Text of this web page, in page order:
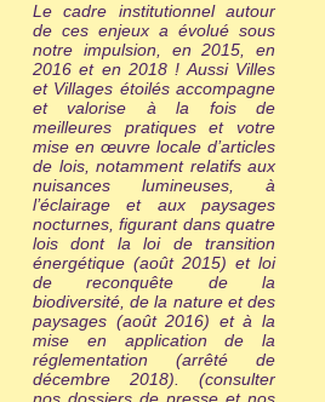
Le cadre institutionnel autour
de ces enjeux a évolué sous
notre impulsion, en 2015, en
2016 et en 2018 ! Aussi Villes
et Villages étoilés accompagne
et valorise à la fois de
meilleures pratiques et votre
mise en œuvre locale d’articles
de lois, notamment relatifs aux
nuisances lumineuses, à
l’éclairage et aux paysages
nocturnes, figurant dans quatre
lois dont la loi de transition
énergétique (août 2015) et loi
de reconquête de la
biodiversité, de la nature et des
paysages (août 2016) et à la
mise en application de la
réglementation (arrêté de
décembre 2018). (consulter